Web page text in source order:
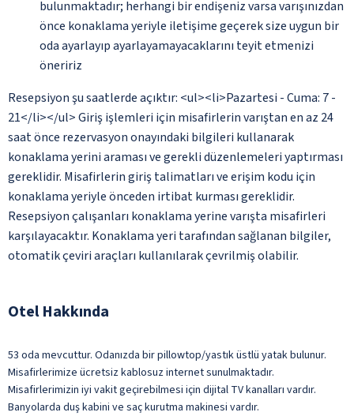
bulunmaktadır; herhangi bir endişeniz varsa varışınızdan
önce konaklama yeriyle iletişime geçerek size uygun bir
oda ayarlayıp ayarlayamayacaklarını teyit etmenizi
öneririz
Resepsiyon şu saatlerde açıktır: <ul><li>Pazartesi - Cuma: 7 -
21</li></ul> Giriş işlemleri için misafirlerin varıştan en az 24
saat önce rezervasyon onayındaki bilgileri kullanarak
konaklama yerini araması ve gerekli düzenlemeleri yaptırması
gereklidir. Misafirlerin giriş talimatları ve erişim kodu için
konaklama yeriyle önceden irtibat kurması gereklidir.
Resepsiyon çalışanları konaklama yerine varışta misafirleri
karşılayacaktır. Konaklama yeri tarafından sağlanan bilgiler,
otomatik çeviri araçları kullanılarak çevrilmiş olabilir.
Otel Hakkında
53 oda mevcuttur. Odanızda bir pillowtop/yastık üstlü yatak bulunur.
Misafirlerimize ücretsiz kablosuz internet sunulmaktadır.
Misafirlerimizin iyi vakit geçirebilmesi için dijital TV kanalları vardır.
Banyolarda duş kabini ve saç kurutma makinesi vardır.